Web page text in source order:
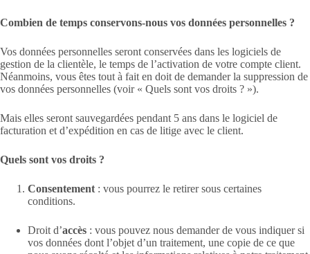
Combien de temps conservons-nous vos données personnelles ?
Vos données personnelles seront conservées dans les logiciels de
gestion de la clientèle, le temps de l’activation de votre compte client.
Néanmoins, vous êtes tout à fait en doit de demander la suppression de
vos données personnelles (voir « Quels sont vos droits ? »).
Mais elles seront sauvegardées pendant 5 ans dans le logiciel de
facturation et d’expédition en cas de litige avec le client.
Quels sont vos droits ?
Consentement : vous pourrez le retirer sous certaines
conditions.
Droit d’accès : vous pouvez nous demander de vous indiquer si
vos données dont l’objet d’un traitement, une copie de ce que